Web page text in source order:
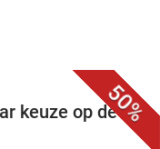
50%
keuze op de